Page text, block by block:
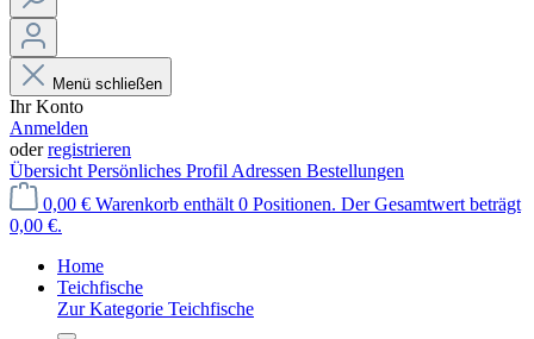
Menü schließen
Ihr Konto
Anmelden
oderregistrieren
Übersicht Persönliches Profil Adressen Bestellungen
0,00 € Warenkorb enthält 0 Positionen. Der Gesamtwert beträgt
0,00 €.
Home
Teichfische
Zur Kategorie Teichfische